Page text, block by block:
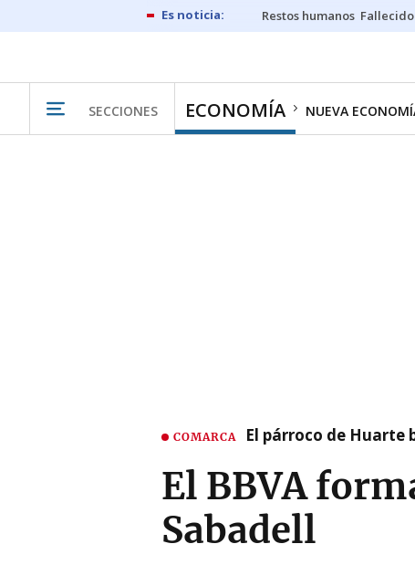
Restos humanos
SECCIONES ECONOMÍA NUEVA
COMARCA El párroco de Huarte
El BBVA
Sabadell